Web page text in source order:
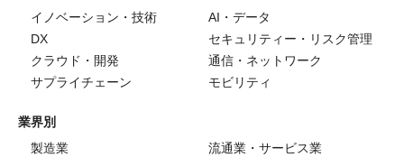
イノベーション・技術
AI・データ
DX
セキュリティー・リスク管理
クラウド・開発
通信・ネットワーク
サプライチェーン
モビリティ
業界別
製造業
流通業・サービス業